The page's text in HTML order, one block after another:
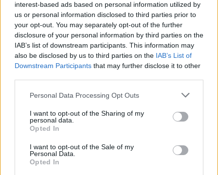
interest-based ads based on personal information utilized by
us or personal information disclosed to third parties prior to
your opt-out. You may separately opt-out of the further
disclosure of your personal information by third parties on the
IAB’s list of downstream participants. This information may
also be disclosed by us to third parties on the IAB’s List of
Downstream Participants that may further disclose it to other
Please note that this website/app uses one or more Google
not limited to your visit or usage behaviour. You may click to
grant or deny consent to Google and its third-party tags to
use your data for below specified purposes in below Google
consent section.
Personal Data Processing Opt Outs
I want to opt-out of the Sharing of my
personal data.
Opted In
I want to opt-out of the Sale of my
Personal Data.
Opted In
Miután a kis Koller William megszületett, a család első útja a
nagymama házába vezetett, hogy bemutassa a 100.
dédunokát a dédnagymamának.
„Csak arra gondolok, hogy milyen szerencsés vagyok” –
mondta Peggy.